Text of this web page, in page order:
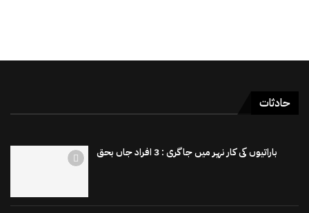
حادثات
باراتیوں کی کار نہر میں جاگری : 3 افراد جاں بحق